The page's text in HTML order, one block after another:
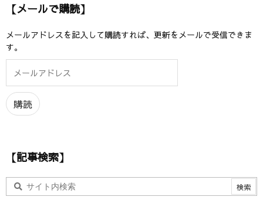
【メールで購読】
メールアドレスを記入して購読すれば、更新をメールで受信できま
す。
ル
ア
ド
購読
【記事検索】